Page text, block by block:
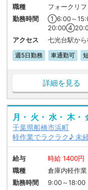
職種
フォークリフ
勤務時間
①6:00～
アクセス
七光台駅か
週5日勤務 車通勤可
詳細を見る
月・ 火・ 水・ 木・
千葉県船橋市浜町
軽作業でラクラク♪ 未
給与
時給 1400円
職種
倉庫内軽作業
勤務時間
9:00～18:00